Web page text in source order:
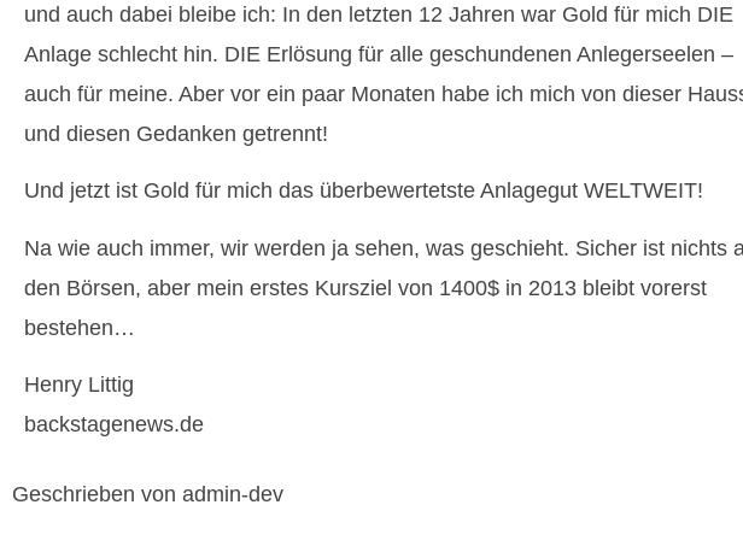
und auch dabei bleibe ich: In den letzten 12 Jahren war Gold für mich DIE
Anlage schlecht hin. DIE Erlösung für alle geschundenen Anlegerseelen –
auch für meine. Aber vor ein paar Monaten habe ich mich von dieser
und diesen Gedanken getrennt!
Und jetzt ist Gold für mich das überbewertetste Anlagegut WELTWEIT!
Na wie auch immer, wir werden ja sehen, was geschieht. Sicher ist nichts
den Börsen, aber mein erstes Kursziel von 1400$ in 2013 bleibt vorerst
bestehen…
Henry Littig
backstagenews.de
Geschrieben von admin-dev